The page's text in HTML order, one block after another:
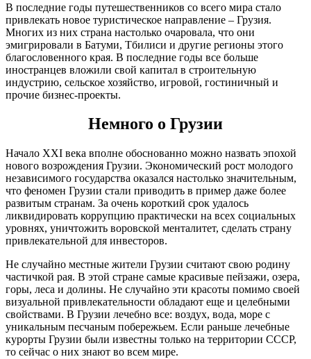
В последние годы путешественников со всего мира стало
привлекать новое туристическое направление – Грузия.
Многих из них страна настолько очаровала, что они
эмигрировали в Батуми, Тбилиси и другие регионы этого
благословенного края. В последние годы все больше
иностранцев вложили свой капитал в строительную
индустрию, сельское хозяйство, игровой, гостиничный и
прочие бизнес-проекты.
Немного о Грузии
Начало XXI века вполне обоснованно можно назвать эпохой
нового возрождения Грузии. Экономический рост молодого
независимого государства оказался настолько значительным,
что феномен Грузии стали приводить в пример даже более
развитым странам. За очень короткий срок удалось
ликвидировать коррупцию практически на всех социальных
уровнях, уничтожить воровской менталитет, сделать страну
привлекательной для инвесторов.
Не случайно местные жители Грузии считают свою родину
частичкой рая. В этой стране самые красивые пейзажи, озера,
горы, леса и долины. Не случайно эти красоты помимо своей
визуальной привлекательности обладают еще и целебными
свойствами. В Грузии лечебно все: воздух, вода, море с
уникальным песчаным побережьем. Если раньше лечебные
курорты Грузии были известны только на территории СССР,
то сейчас о них знают во всем мире.